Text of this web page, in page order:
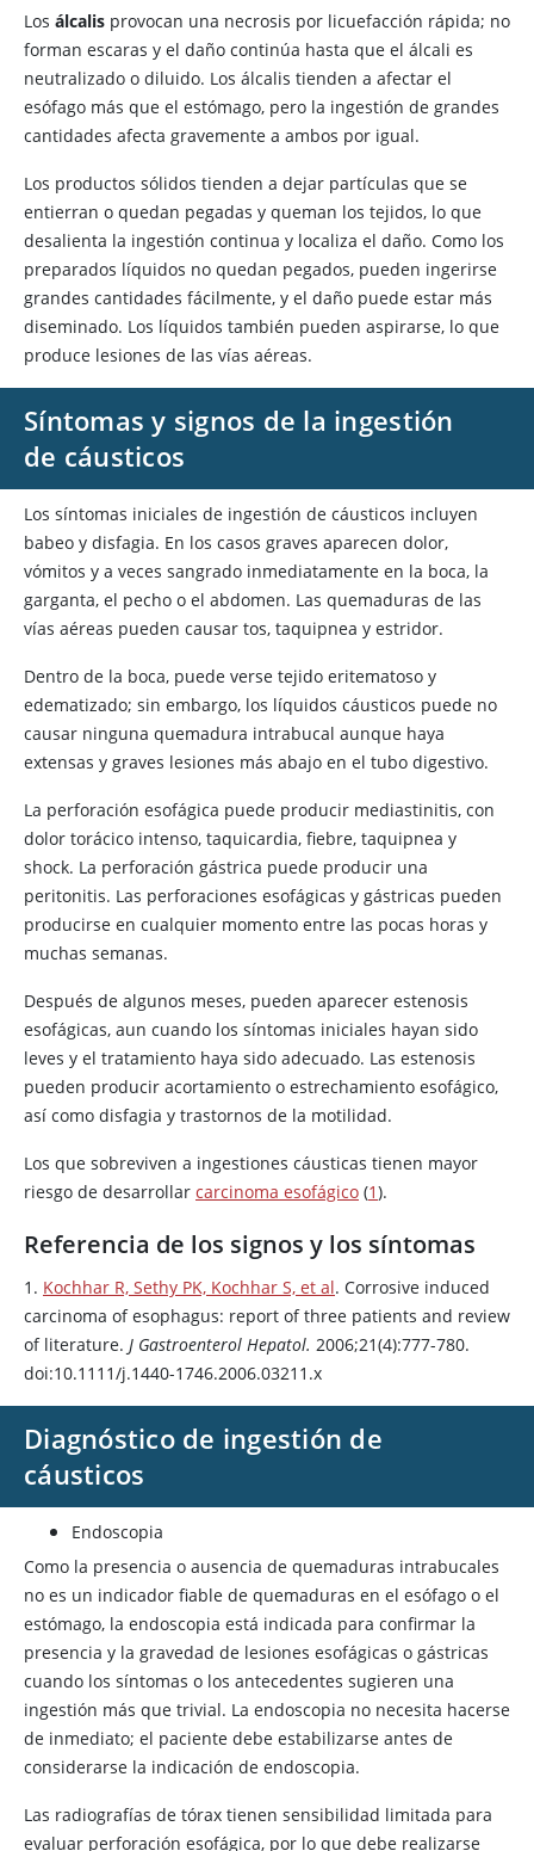
Los álcalis provocan una necrosis por licuefacción rápida; no
forman escaras y el daño continúa hasta que el álcali es
neutralizado o diluido. Los álcalis tienden a afectar el
esófago más que el estómago, pero la ingestión de grandes
cantidades afecta gravemente a ambos por igual.
Los productos sólidos tienden a dejar partículas que se
entierran o quedan pegadas y queman los tejidos, lo que
desalienta la ingestión continua y localiza el daño. Como los
preparados líquidos no quedan pegados, pueden ingerirse
grandes cantidades fácilmente, y el daño puede estar más
diseminado. Los líquidos también pueden aspirarse, lo que
produce lesiones de las vías aéreas.
Síntomas y signos de la ingestión
de cáusticos
Los síntomas iniciales de ingestión de cáusticos incluyen
babeo y disfagia. En los casos graves aparecen dolor,
vómitos y a veces sangrado inmediatamente en la boca, la
garganta, el pecho o el abdomen. Las quemaduras de las
vías aéreas pueden causar tos, taquipnea y estridor.
Dentro de la boca, puede verse tejido eritematoso y
edematizado; sin embargo, los líquidos cáusticos puede no
causar ninguna quemadura intrabucal aunque haya
extensas y graves lesiones más abajo en el tubo digestivo.
La perforación esofágica puede producir mediastinitis, con
dolor torácico intenso, taquicardia, fiebre, taquipnea y
shock. La perforación gástrica puede producir una
peritonitis. Las perforaciones esofágicas y gástricas pueden
producirse en cualquier momento entre las pocas horas y
muchas semanas.
Después de algunos meses, pueden aparecer estenosis
esofágicas, aun cuando los síntomas iniciales hayan sido
leves y el tratamiento haya sido adecuado. Las estenosis
pueden producir acortamiento o estrechamiento esofágico,
así como disfagia y trastornos de la motilidad.
Los que sobreviven a ingestiones cáusticas tienen mayor
riesgo de desarrollar carcinoma esofágico (1).
Referencia de los signos y los síntomas
1. Kochhar R, Sethy PK, Kochhar S, et al. Corrosive induced
carcinoma of esophagus: report of three patients and review
of literature. J Gastroenterol Hepatol. 2006;21(4):777-780.
doi:10.1111/j.1440-1746.2006.03211.x
Diagnóstico de ingestión de
cáusticos
Endoscopia
Como la presencia o ausencia de quemaduras intrabucales
no es un indicador fiable de quemaduras en el esófago o el
estómago, la endoscopia está indicada para confirmar la
presencia y la gravedad de lesiones esofágicas o gástricas
cuando los síntomas o los antecedentes sugieren una
ingestión más que trivial. La endoscopia no necesita hacerse
de inmediato; el paciente debe estabilizarse antes de
considerarse la indicación de endoscopia.
Las radiografías de tórax tienen sensibilidad limitada para
evaluar perforación esofágica, por lo que debe realizarse